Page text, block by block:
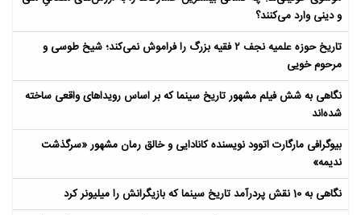
و دینی وارد می‌کنند؟
تاریخ حوزه علمیه نجف ۲ فقیه بزرگ را فراموش نمی‌کند؛ شیخ طوسی و
مرحوم خویی
نگاهی به شش فیلم مشهور تاریخ سینما که بر اساس رویداهای واقعی ساخته
شده‌اند
بیوگرافی مارگارت اتوود نویسنده کانادایی و خالق رمان مشهور «سرگذشت
ندیمه»
نگاهی به 10 نقش پردرآمد تاریخ سینما که بازیگرانش را میلیونر کرد